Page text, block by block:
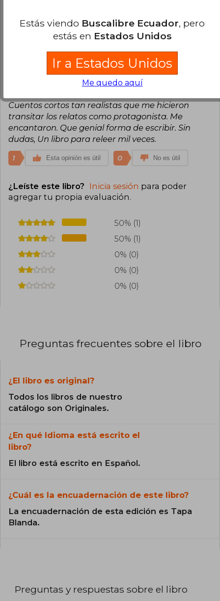
cultural del Ciclo de Arte «Siga al Conejo
Blanco». Coordina talleres de lectura y escritura.
tiene dosis perfecta de suspenso
Viernes 23 de Octubre,
Cuentos cortos tan realistas que me hicieron
transitar los relatos como protagonista. Me
encantaron. Que genial forma de escribir. Sin
dudas, Un libro para releer mil veces.
1 Esta opinión es útil 0 No es útil
¿Leíste este libro? Inicia sesión para poder
agregar tu propia evaluación.
50% (1)
50% (1)
0% (0)
0% (0)
0% (0)
Preguntas frecuentes sobre el libro
¿El libro es original?
Todos los libros de nuestro
catálogo son Originales.
¿En qué Idioma está escrito el
libro?
El libro está escrito en Español.
¿Cuál es la encuadernación de este libro?
La encuadernación de esta edición es Tapa
Blanda.
Preguntas y respuestas sobre el libro
Estás viendo Buscalibre Ecuador, pero
estás en Estados Unidos
Ir a Estados Unidos
Me quedo aquí